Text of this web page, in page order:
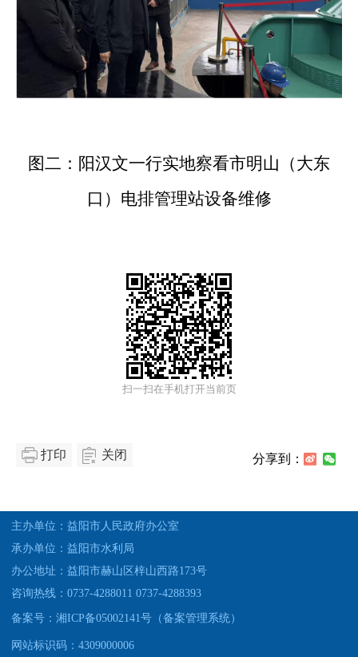
图二：阳汉文一行实地察看市明山（大东
口）电排管理站设备维修
扫一扫在手机打开当前页
打印 关闭 分享到：
主办单位：益阳市人民政府办公室
承办单位：益阳市水利局
办公地址：益阳市赫山区梓山西路173号
咨询热线：0737-4288011 0737-4288393
备案号：湘ICP备05002141号（备案管理系统）
网站标识码：4309000006